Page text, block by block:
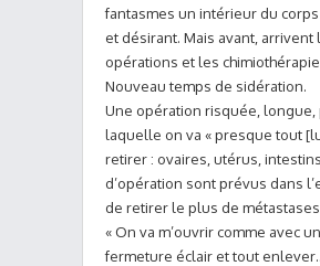
fantasmes un intérieur du
et désirant. Mais avant, arrivent
opérations et les
Nouveau temps de sidération.
Une opération risquée, longue,
laquelle on va « presque tout
retirer : ovaires, utérus,
d’opération sont prévus dans
de retirer le plus de
« On va m’ouvrir comme avec
fermeture éclair et tout